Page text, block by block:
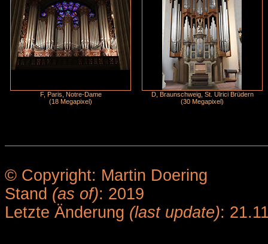
F, Paris, Notre-Dame
(18 Megapixel)
D, Braunschweig, St. Ulrici Brüdern
(30 Megapixel)
© Copyright: Martin Doering
Stand (as of): 2019
Letzte Änderung (last update):